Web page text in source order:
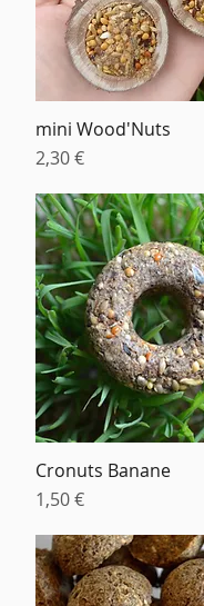
Aperçu rapide
mini Wood'Nuts
Prix
2,30 €
Aperçu rapide
Cronuts Banane
Prix
1,50 €